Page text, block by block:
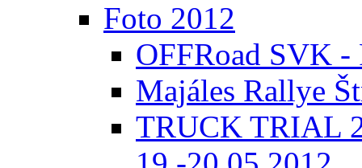
Foto 2012
OFFRoad SVK -
Majáles Rallye
TRUCK TRIAL